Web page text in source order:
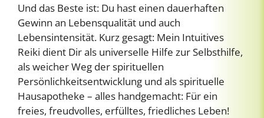
Und das Beste ist: Du hast einen dauerhaften
Gewinn an Lebensqualität und auch
Lebensintensität. Kurz gesagt: Mein Intuitives
Reiki dient Dir als universelle Hilfe zur Selbsthilfe,
als weicher Weg der spirituellen
Persönlichkeitsentwicklung und als spirituelle
Hausapotheke – alles handgemacht: Für ein
freies, freudvolles, erfülltes, friedliches Leben!